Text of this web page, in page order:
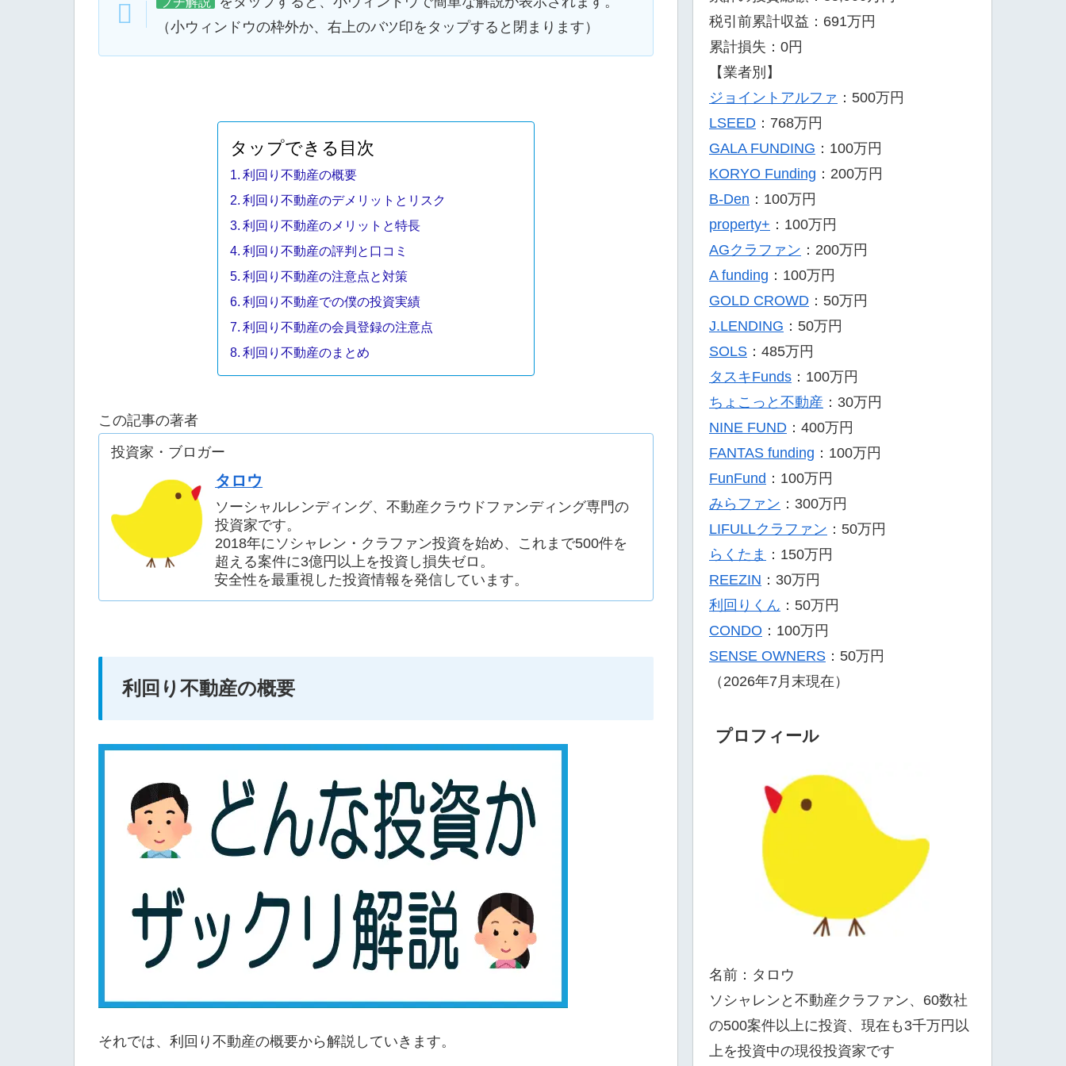
（小ウィンドウの枠外か、右上のバツ印をタップすると閉まります）
タップできる目次
利回り不動産の概要
利回り不動産のデメリットとリスク
利回り不動産のメリットと特長
利回り不動産の評判と口コミ
利回り不動産の注意点と対策
利回り不動産での僕の投資実績
利回り不動産の会員登録の注意点
利回り不動産のまとめ
この記事の著者
投資家・ブロガー
タロウ
ソーシャルレンディング、不動産クラウドファンディング専門の
投資家です。
2018年にソシャレン・クラファン投資を始め、これまで500件を
超える案件に3億円以上を投資し損失ゼロ。
安全性を最重視した投資情報を発信しています。
利回り不動産の概要
それでは、利回り不動産の概要から解説していきます。
税引前累計収益：691万円
累計損失：0円
【業者別】
ジョイントアルファ ：500万円
LSEED ：768万円
GALA FUNDING ：100万円
KORYO Funding ：200万円
B-Den ：100万円
property+ ：100万円
AGクラファン ：200万円
A funding ：100万円
GOLD CROWD ：50万円
J.LENDING ：50万円
SOLS ：485万円
タスキFunds ：100万円
ちょこっと不動産 ：30万円
NINE FUND ：400万円
FANTAS funding ：100万円
FunFund ：100万円
みらファン ：300万円
LIFULLクラファン ：50万円
らくたま ：150万円
REEZIN ：30万円
利回りくん ：50万円
CONDO ：100万円
SENSE OWNERS ：50万円
（2026年7月末現在）
プロフィール
名前：タロウ
ソシャレンと不動産クラファン、60数社
の500案件以上に投資、現在も3千万円以
上を投資中の現役投資家です